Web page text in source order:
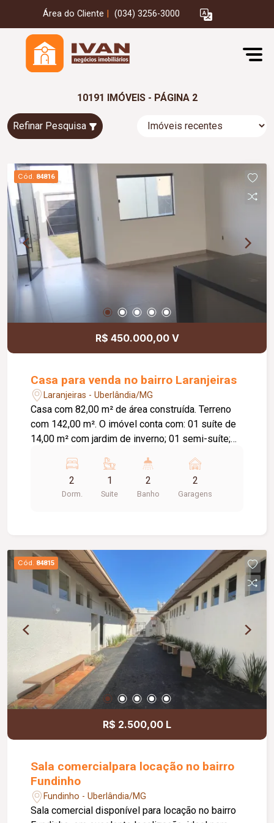
Área do Cliente (034) 3256-3000
10191 IMÓVEIS - PÁGINA 2
Refinar Pesquisa
Cód. 84816
R$ 450.000,00 V
Casa para venda no bairro Laranjeiras
Laranjeiras - Uberlândia/MG
Casa com 82,00 m² de área construída. Terreno
com 142,00 m². O imóvel conta com: 01 suíte de
14,00 m² com jardim de inverno; 01 semi-suíte;
m; Área gourmet; Diferenciais: Piso em
porcelanato Via Rosa Tipo A com rodapé
embutido; Tubulação Amanco; Louças Deca; Gás
banheiros e cozinha; Banheiros com box e ducha
higiênica; Paisagismo completo; Muros com
concertina e cerca elétrica, proporcionando mais
segurança.
2
Dorm.
1
Suite
2
Banho
2
Garagens
Cód. 84815
R$ 2.500,00 L
Sala comercialpara locação no bairro
Fundinho
Fundinho - Uberlândia/MG
Sala comercial disponível para locação no bairro